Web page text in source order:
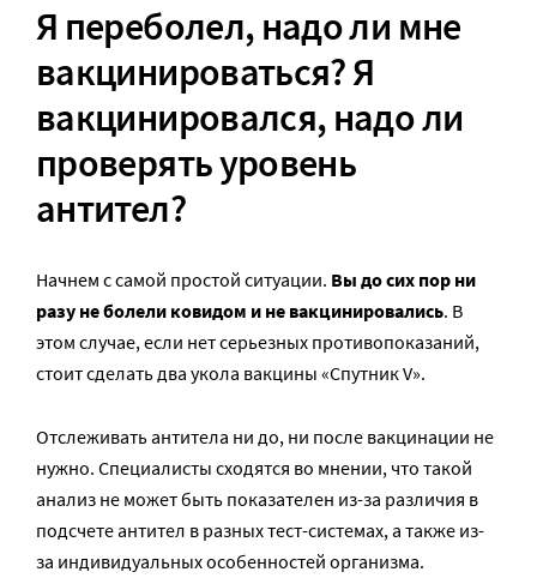
Я переболел, надо ли мне
вакцинироваться? Я
вакцинировался, надо ли
проверять уровень
антител?
Начнем с самой простой ситуации. Вы до сих пор ни
разу не болели ковидом и не вакцинировались. В
этом случае, если нет серьезных противопоказаний,
стоит сделать два укола вакцины «Спутник V».
Отслеживать антитела ни до, ни после вакцинации не
нужно. Специалисты сходятся во мнении, что такой
анализ не может быть показателен из-за различия в
подсчете антител в разных тест-системах, а также из-
за индивидуальных особенностей организма.